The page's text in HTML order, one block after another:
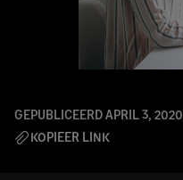
GEPUBLICEERDAPRIL 3, 2020
KOPIEER LINK